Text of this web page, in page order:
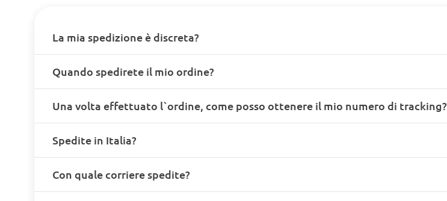
La mia spedizione è discreta?
Quando spedirete il mio ordine?
Una volta effettuato l`ordine, come posso ottenere il mio numero di tracking?
Spedite in Italia?
Con quale corriere spedite?